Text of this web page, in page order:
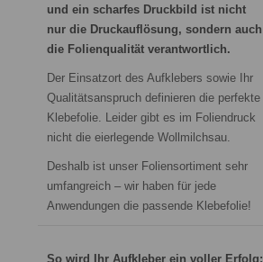
und ein scharfes Druckbild ist nicht
nur die Druckauflösung, sondern auch
die Folienqualität verantwortlich.
Der Einsatzort des Aufklebers sowie Ihr
Qualitätsanspruch definieren die perfekte
Klebefolie. Leider gibt es im Foliendruck
nicht die eierlegende Wollmilchsau.
Deshalb ist unser Foliensortiment sehr
umfangreich – wir haben für jede
Anwendungen die passende Klebefolie!
So wird Ihr Aufkleber ein voller Erfolg: